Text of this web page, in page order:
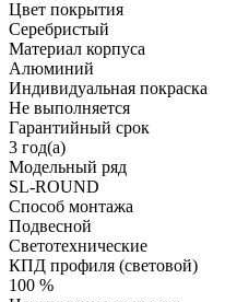
Цвет покрытия
Серебристый
Материал корпуса
Алюминий
Индивидуальная покраска
Не выполняется
Гарантийный срок
3 год(а)
Модельный ряд
SL-ROUND
Способ монтажа
Подвесной
Светотехнические
КПД профиля (cветовой)
100 %